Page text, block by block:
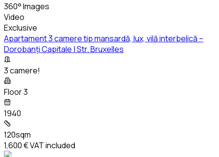
360° Images
Video
Exclusive
Apartament 3 camere tip mansardă, lux, vilă interbelică –
Dorobanți Capitale | Str. Bruxelles
3 camere!
Floor 3
1940
120sqm
1,600 €VAT included